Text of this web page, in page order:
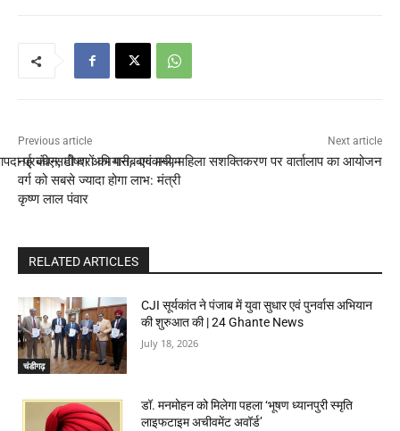
Previous article
नई जीएसटी दरों का गरीब एवं मध्यम
वर्ग को सबसे ज्यादा होगा लाभ: मंत्री
कृष्ण लाल पंवार
Next article
प्रबंधन, पोषण अभियान, बागवानी, महिला सशक्तिकरण पर वार्तालाप का आयोजन
RELATED ARTICLES
चंडीगढ़
CJI सूर्यकांत ने पंजाब में युवा सुधार एवं पुनर्वास अभियान
की शुरुआत की | 24 Ghante News
July 18, 2026
डॉ. मनमोहन को मिलेगा पहला ‘भूषण ध्यानपुरी स्मृति
लाइफटाइम अचीवमेंट अवॉर्ड’